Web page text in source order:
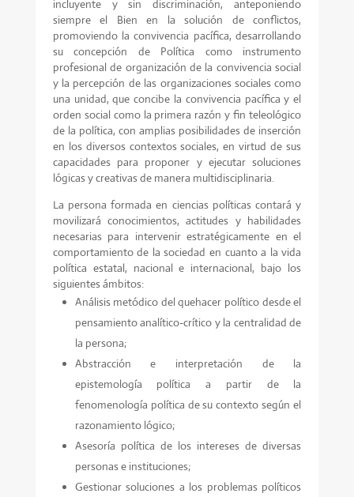
incluyente y sin discriminación, anteponiendo
siempre el Bien en la solución de conflictos,
promoviendo la convivencia pacífica, desarrollando
su concepción de Política como instrumento
profesional de organización de la convivencia social
y la percepción de las organizaciones sociales como
una unidad, que concibe la convivencia pacífica y el
orden social como la primera razón y fin teleológico
de la política, con amplias posibilidades de inserción
en los diversos contextos sociales, en virtud de sus
capacidades para proponer y ejecutar soluciones
lógicas y creativas de manera multidisciplinaria.
La persona formada en ciencias políticas contará y
movilizará conocimientos, actitudes y habilidades
necesarias para intervenir estratégicamente en el
comportamiento de la sociedad en cuanto a la vida
política estatal, nacional e internacional, bajo los
siguientes ámbitos:
Análisis metódico del quehacer político desde el
pensamiento analítico-crítico y la centralidad de
la persona;
Abstracción e interpretación de la
epistemología política a partir de la
fenomenología política de su contexto según el
razonamiento lógico;
Asesoría política de los intereses de diversas
personas e instituciones;
Gestionar soluciones a los problemas políticos